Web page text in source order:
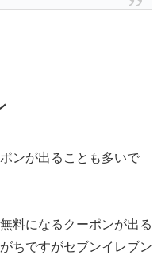
ンが出ることも多いで
料になるクーポンが出る
ちですがセブンイレブン